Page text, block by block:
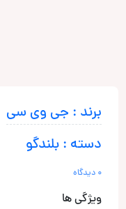
برند : جی وی سی
دسته : بلندگو
0 دیدگاه
ویژگی ها